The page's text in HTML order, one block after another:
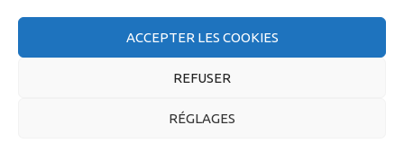
ACCEPTER LES COOKIES
REFUSER
RÉGLAGES
Situation économique en
2020
Au niveau du groupe Capgemini, nos directions ont l’air contentes